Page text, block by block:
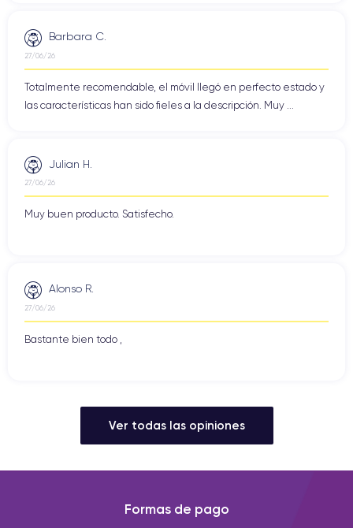
Barbara C.
27/06/26
Totalmente recomendable, el móvil llegó en perfecto estado y
las características han sido fieles a la descripción. Muy ...
Julian H.
27/06/26
Muy buen producto. Satisfecho.
Alonso R.
27/06/26
Bastante bien todo ,
Ver todas las opiniones
Formas de pago